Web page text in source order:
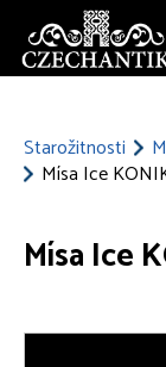
Starožitnosti
Mísa Ice
Mísa Ice